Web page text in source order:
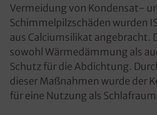
Vermeidung von Kondensat-
Schimmelpilzschäden wurden
aus Calciumsilikat angebracht.
sowohl Wärmedämmung als
Schutz für die Abdichtung.
dieser Maßnahmen wurde der
für eine Nutzung als